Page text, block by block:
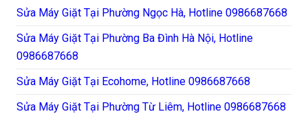
Sửa Máy Giặt Tại Phường Ngọc Hà, Hotline 0986687668
Sửa Máy Giặt Tại Phường Ba Đình Hà Nội, Hotline
0986687668
Sửa Máy Giặt Tại Ecohome, Hotline 0986687668
Sửa Máy Giặt Tại Phường Từ Liêm, Hotline 0986687668